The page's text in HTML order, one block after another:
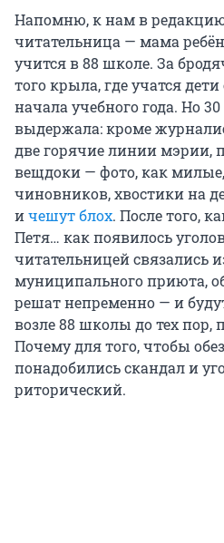
Напомню, к нам в
читательница — мама
учится в 88 школе. За
того крыла, где учатся
начала учебного года. Но
выдержала: кроме
две горячие линии мэрии,
вещдоки — фото, как
чиновников, хвостики на
ичешут блох. После того,
Петя… как появилось
читательницей связались
муниципального приюта,
решат непременно — и
возле 88 школы до тех пор,
Почему для того, чтобы
понадобились скандал и
риторический.